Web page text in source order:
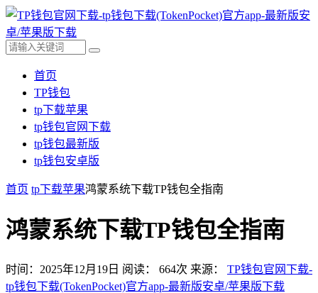
首页
TP钱包
tp下载苹果
tp钱包官网下载
tp钱包最新版
tp钱包安卓版
首页 tp下载苹果鸿蒙系统下载TP钱包全指南
鸿蒙系统下载TP钱包全指南
时间：2025年12月19日 阅读： 664次 来源： TP钱包官网下载-
tp钱包下载(TokenPocket)官方app-最新版安卓/苹果版下载